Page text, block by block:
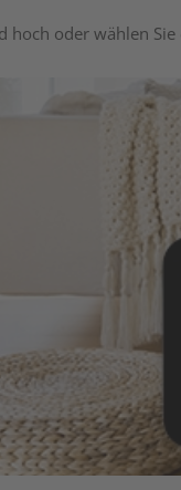
hoch oder wählen